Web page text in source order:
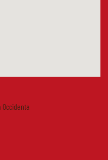
Occidenta